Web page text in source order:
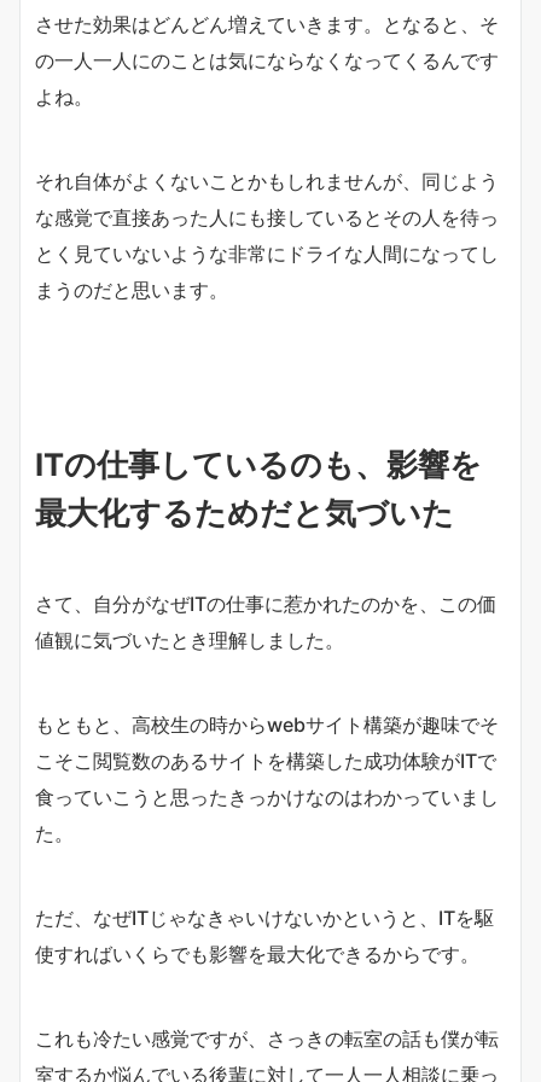
させた効果はどんどん増えていきます。となると、そ
の一人一人にのことは気にならなくなってくるんです
よね。
それ自体がよくないことかもしれませんが、同じよう
な感覚で直接あった人にも接しているとその人を待っ
とく見ていないような非常にドライな人間になってし
まうのだと思います。
ITの仕事しているのも、影響を
最大化するためだと気づいた
さて、自分がなぜITの仕事に惹かれたのかを、この価
値観に気づいたとき理解しました。
もともと、高校生の時からwebサイト構築が趣味でそ
こそこ閲覧数のあるサイトを構築した成功体験がITで
食っていこうと思ったきっかけなのはわかっていまし
た。
ただ、なぜITじゃなきゃいけないかというと、ITを駆
使すればいくらでも影響を最大化できるからです。
これも冷たい感覚ですが、さっきの転室の話も僕が転
室するか悩んでいる後輩に対して一人一人相談に乗っ